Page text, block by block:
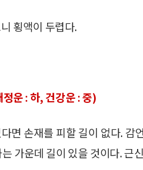
횡액이 두렵다.
운 : 하, 건강운 : 중)
면 손재를 피할 길이 없다. 감
가운데 길이 있을 것이다. 근